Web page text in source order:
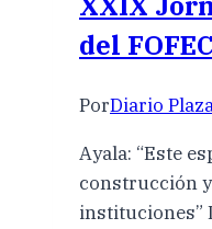
del
PorDiario
Ayala: “Este
construcción
instituciones”